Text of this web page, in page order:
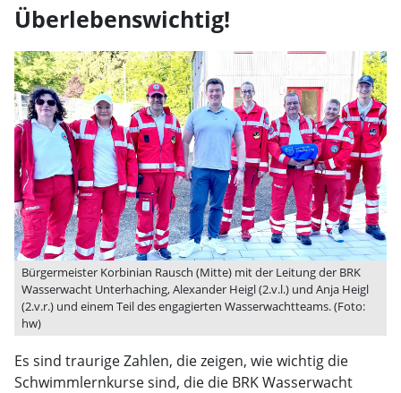
Überlebenswichtig!
Bürgermeister Korbinian Rausch (Mitte) mit der Leitung der BRK
Wasserwacht Unterhaching, Alexander Heigl (2.v.l.) und Anja Heigl
(2.v.r.) und einem Teil des engagierten Wasserwachtteams. (Foto:
hw)
Es sind traurige Zahlen, die zeigen, wie wichtig die
Schwimmlernkurse sind, die die BRK Wasserwacht